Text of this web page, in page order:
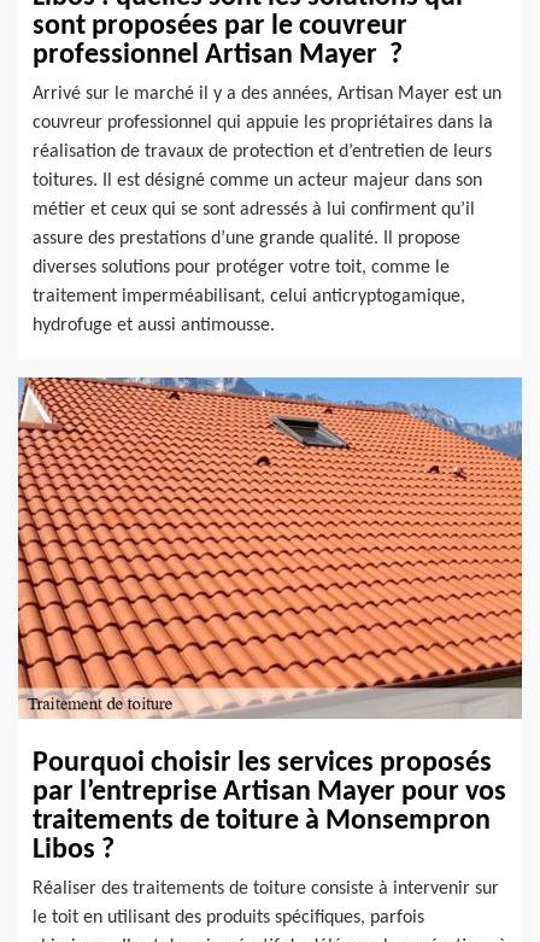
sont proposées par le couvreur
professionnel Artisan Mayer ?
Arrivé sur le marché il y a des années, Artisan Mayer est un
couvreur professionnel qui appuie les propriétaires dans la
réalisation de travaux de protection et d’entretien de leurs
toitures. Il est désigné comme un acteur majeur dans son
métier et ceux qui se sont adressés à lui confirment qu’il
assure des prestations d’une grande qualité. Il propose
diverses solutions pour protéger votre toit, comme le
traitement imperméabilisant, celui anticryptogamique,
hydrofuge et aussi antimousse.
Pourquoi choisir les services proposés
par l’entreprise Artisan Mayer pour vos
traitements de toiture à Monsempron
Libos ?
Réaliser des traitements de toiture consiste à intervenir sur
le toit en utilisant des produits spécifiques, parfois